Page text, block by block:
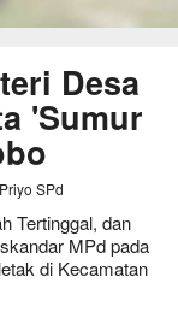
Desa
'Sumur
SPd
Tertinggal, dan
MPd pada
di Kecamatan